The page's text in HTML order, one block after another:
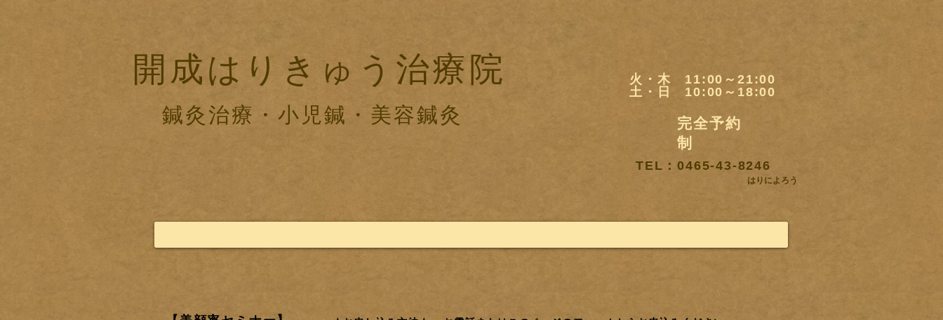
鍼灸治療・小児鍼・美容鍼灸
開成はりきゅう治療院
土・日 10:00～18:00
火・木 11:00～21:00
完全予約
制
TEL：0465-43-8246
はりによろう